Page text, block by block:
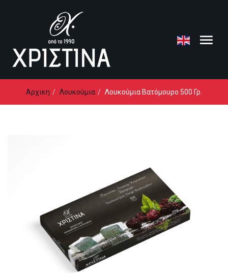
Αρχικη Λουκούμια Λουκούμια Βατόμουρο 500 Γρ.